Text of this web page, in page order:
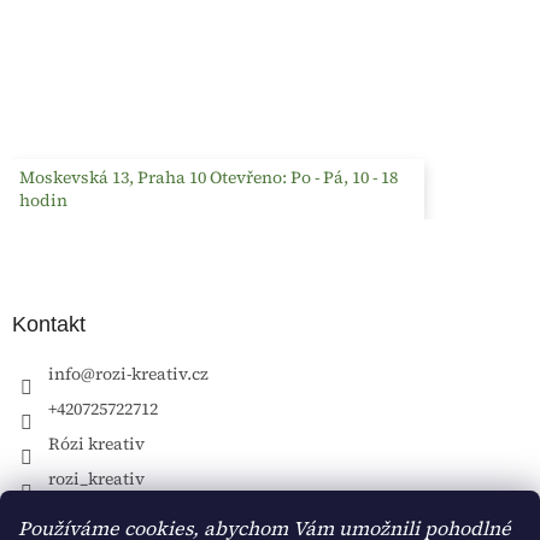
Používáme cookies, abychom Vám umožnili pohodlné
Moskevská 13, Praha 10 Otevřeno: Po - Pá, 10 - 18
hodin
Kontakt
info@rozi-kreativ.cz
+420725722712
Rózi kreativ
rozi_kreativ